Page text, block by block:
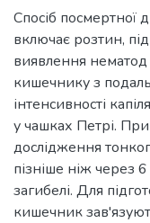
Спосіб посмертної
включає розтин,
виявлення нематод
кишечнику з
інтенсивності
у чашках Петрі.
дослідження
пізніше ніж через
загибелі. Для
кишечник